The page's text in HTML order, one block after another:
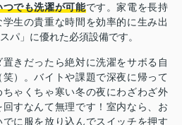
でも洗濯が可能です。家電を長持
生の貴重な時間を効率的に生み出
パ」に優れた必須設備です。
きだったら絶対に洗濯をサボる自
）。バイトや課題で深夜に帰って
ちゃくちゃ寒い冬の夜にわざわざ外
すなんて無理です！室内なら、お
でに服を放り込んでスイッチを押す